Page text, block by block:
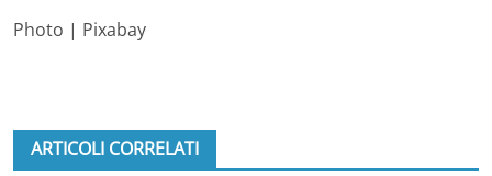
Photo | Pixabay
ARTICOLI CORRELATI